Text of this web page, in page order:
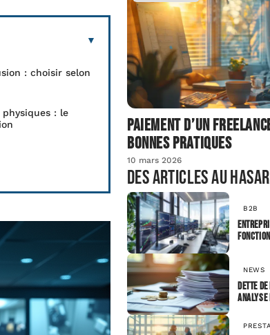
: choisir selon
: le
Paiement d’un
bonnes pratiques
10 mars 2026
Des articles au
B2B
NEWS
Dette